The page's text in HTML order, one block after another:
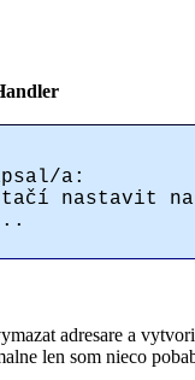
a:
nastavit na
adresare a
len som nieco